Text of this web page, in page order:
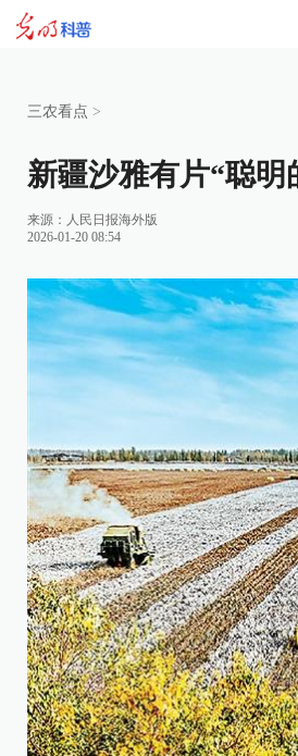
三农看点 >
新疆沙雅有片“聪明
来源： 人民日报海外版
2026-01-20 08:54